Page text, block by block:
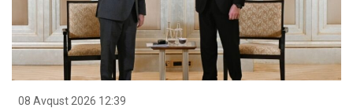
08 Avqust 2026 12:39